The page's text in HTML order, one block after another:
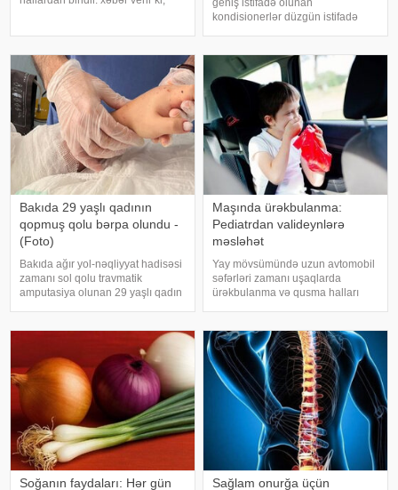
sağlamlıq problemlərinin əlamət
geniş istifadə olunan
kondisionerlər düzgün istifadə
xəbər verir ki, ani temperatur
dəyişiklikləri, quru hava və
baxımsız kondisionerlərd
Bakıda 29 yaşlı qadının
qopmuş qolu bərpa olundu -
(Foto)
Bakıda ağır yol-nəqliyyat hadisəsi
zamanı sol qolu travmatik
amputasiya olunan 29 yaşlı qadın
zərərçəkən Səhiyyə Nazirliyi
Akademik M.A.Topçubaşov adına
Elmi Cərrahiyy
Maşında ürəkbulanma:
Pediatrdan valideynlərə
məsləhət
Yay mövsümündə uzun avtomobil
səfərləri zamanı uşaqlarda
ürəkbulanma və qusma halları
beynin gözlərdən və bədənin
hərəkətindən gələn siqnallar
arasındakı uyğunsuzluqda
Soğanın faydaları: Hər gün
Sağlam onurğa üçün